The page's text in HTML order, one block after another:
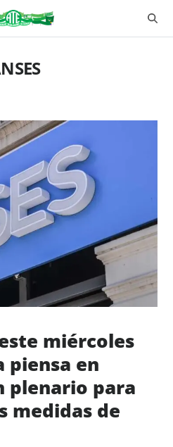
miércoles
piensa en
plenario para
medidas de